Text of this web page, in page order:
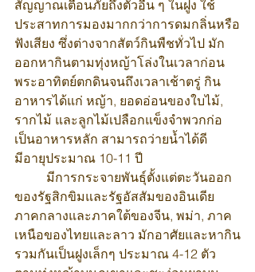
สัญญาณเตือนภัยถึงตัวอื่น ๆ ในฝูง ใช้
ประสาทการมองมากกว่าการดมกลิ่นหรือ
ฟังเสียง ซึ่งต่างจากสัตว์กินพืชทั่วไป มัก
ออกหากินตามทุ่งหญ้าโล่งในเวลาก่อน
พระอาทิตย์ตกดินจนถึงเวลาเช้าตรู่ กิน
อาหารได้แก่ หญ้า, ยอดอ่อนของใบไม้,
รากไม้ และลูกไม้เปลือกแข็งจำพวกก่อ
เป็นอาหารหลัก สามารถว่ายน้ำได้ดี
มีอายุประมาณ 10-11 ปี
ของรัฐสิกขิมและรัฐอัสสัมของอินเดีย
ภาคกลางและภาคใต้ของจีน, พม่า, ภาค
เหนือของไทยและลาว มักอาศัยและหากิน
รวมกันเป็นฝูงเล็กๆ ประมาณ 4-12 ตัว